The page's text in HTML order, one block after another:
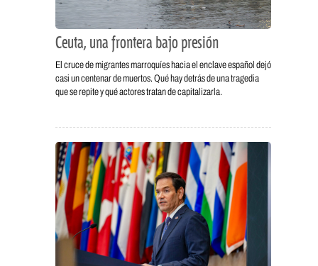
Ceuta, una frontera bajo presión
El cruce de migrantes marroquíes hacia el enclave español dejó
casi un centenar de muertos. Qué hay detrás de una tragedia
que se repite y qué actores tratan de capitalizarla.